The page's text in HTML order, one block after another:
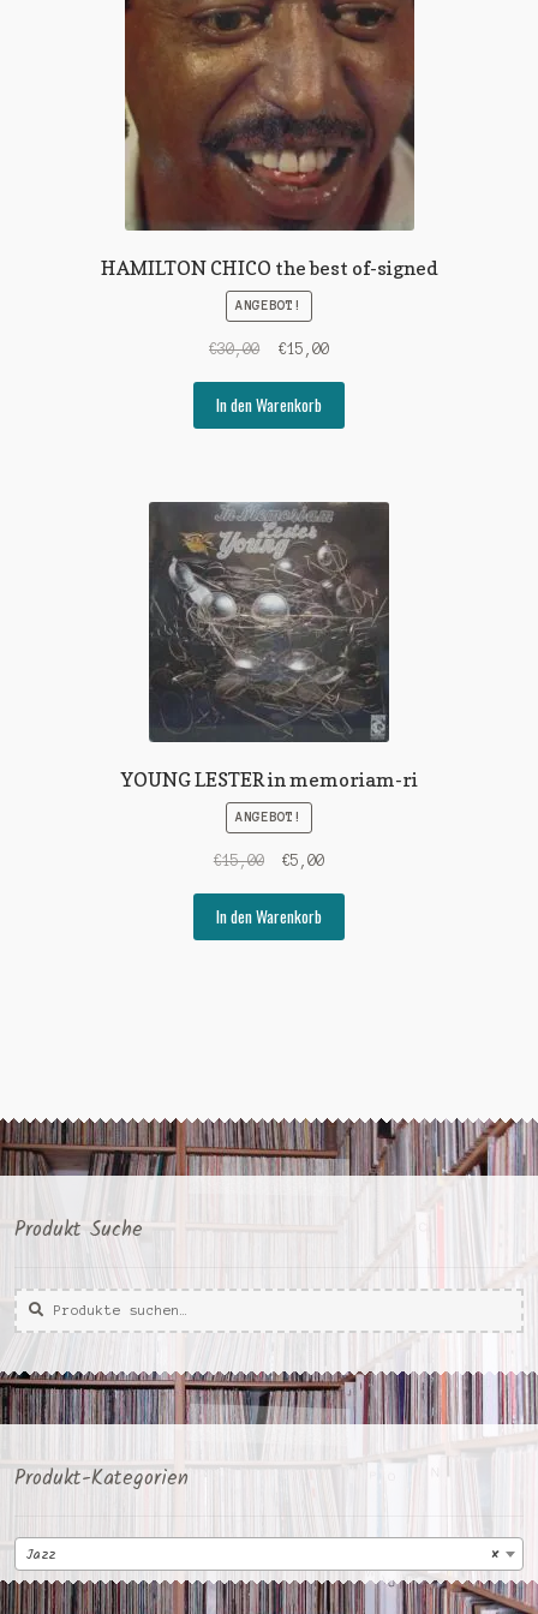
HAMILTON CHICO the best of-signed
ANGEBOT!
€30,00
Ursprünglicher
war:
€30,00
€15,00Aktueller
€15,00.
In den Warenkorb
YOUNG LESTER in memoriam-ri
ANGEBOT!
€15,00
Ursprünglicher
war:
€15,00
€5,00Aktueller
€5,00.
In den Warenkorb
Produkt Suche
Suche
nach:
Suche
Produkt-Kategorien
×
Jazz